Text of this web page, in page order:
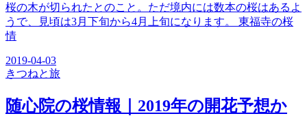
桜の木が切られたとのこと。ただ境内には数本の桜はあるよ
うで、見頃は3月下旬から4月上旬になります。 東福寺の桜
情
2019-04-03
きつねと旅
随心院の桜情報｜2019年の開花予想か